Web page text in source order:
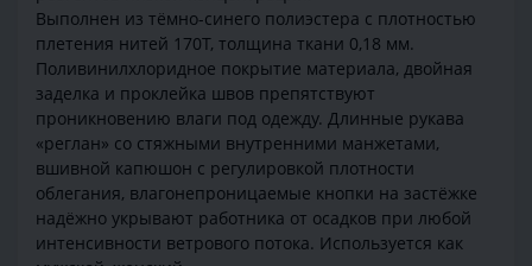
Выполнен из тёмно-синего полиэстера с плотностью
плетения нитей 170Т, толщина ткани 0,18 мм.
Поливинилхлоридное покрытие материала, двойная
заделка и проклейка швов препятствуют
проникновению влаги под одежду. Длинные рукава
«реглан» со стяжными внутренними манжетами,
вшивной капюшон с регулировкой плотности
облегания, влагонепроницаемые кнопки на застёжке
надёжно укрывают работника от осадков при любой
интенсивности ветрового потока. Используется как